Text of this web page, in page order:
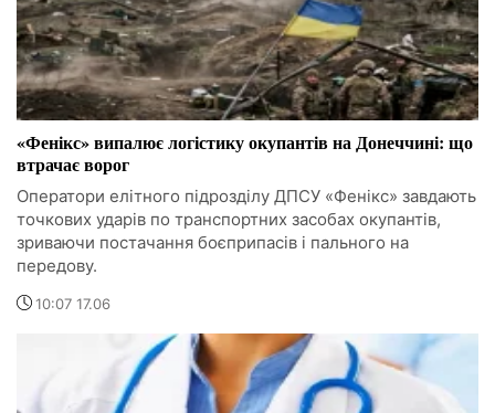
«Фенікс» випалює логістику окупантів на Донеччині: що
втрачає ворог
Оператори елітного підрозділу ДПСУ «Фенікс» завдають
точкових ударів по транспортних засобах окупантів,
зриваючи постачання боєприпасів і пального на
передову.
10:07 17.06